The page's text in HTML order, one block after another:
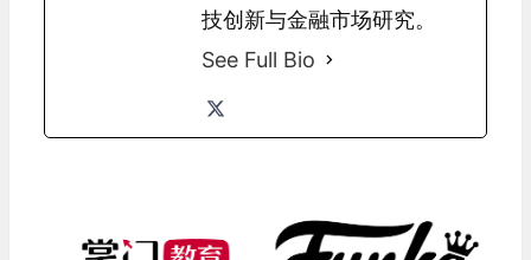
技创新与金融市场研究。
See Full Bio